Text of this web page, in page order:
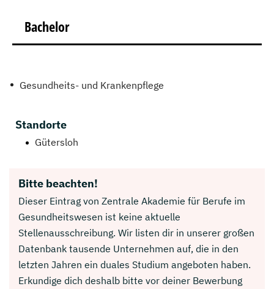
Bachelor
Gesundheits- und Krankenpflege
Standorte
Gütersloh
Bitte beachten!
Dieser Eintrag von Zentrale Akademie für Berufe im
Gesundheitswesen ist keine aktuelle
Stellenausschreibung. Wir listen dir in unserer großen
Datenbank tausende Unternehmen auf, die in den
letzten Jahren ein duales Studium angeboten haben.
Erkundige dich deshalb bitte vor deiner Bewerbung